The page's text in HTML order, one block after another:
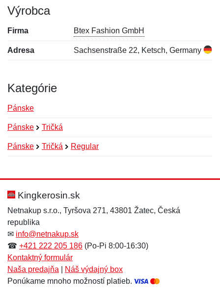
Výrobca
Firma Btex Fashion GmbH
Adresa Sachsenstraße 22, Ketsch, Germany
Kategórie
Pánske
Pánske Tričká
Pánske Tričká Regular
Hodnotenie:
Meno:*
E-mail:
Meno:
E-mail:*
Správa*
Kingkerosin.sk
Netnakup s.r.o., Tyršova 271, 43801 Žatec, Česká
republika
✉ info@netnakup.sk
☎ +421 222 205 186 (Po-Pi 8:00-16:30)
Kontaktný formulár
Naša predajňa
Náš výdajný box
Ponúkame mnoho možností platieb.